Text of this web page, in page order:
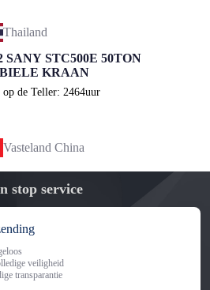
Thailand
SANY STC500E 50TON
KRAAN
op de Teller: 2464uur
Vasteland China
stop service
veiligheid
transparantie